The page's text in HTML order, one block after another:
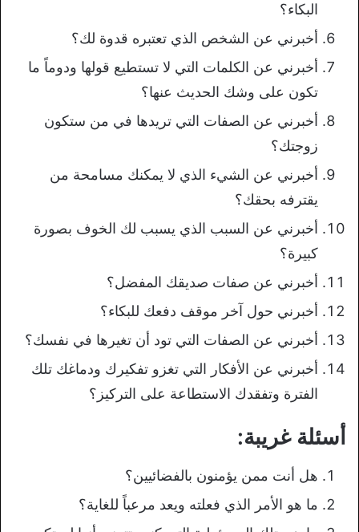
البكاء؟
أخبرني عن الشخص الذي تعتبره قدوة لك؟
أخبرني عن الكلمات التي لا تستطيع قولها ودوماً ما
تكون على وشك الحديث عنها؟
أخبرني عن الصفات التي تريدها في من ستكون
زوجتك؟
أخبرني عن الشيء الذي لا يمكنك مسامحة من
يقترفه بحقك؟
أخبرني عن السبب الذي يسبب لك الخوف بصورة
كبيرة؟
أخبرني عن صفات صديقك المفضل؟
أخبرني حول آخر موقف دفعك للبكاء؟
أخبرني عن الصفات التي تود أن تغيرها في نفسك؟
أخبرني عن الأفكار التي تغزو تفكيرك ودماغك تلك
الفترة وتفقدك الاستطاعة على التركيز؟
أسئلة غريبة:
هل أنت ممن يؤمنون بالفضائيين؟
ما هو الأمر الذي فعلته ويعد مرعباً للغاية؟